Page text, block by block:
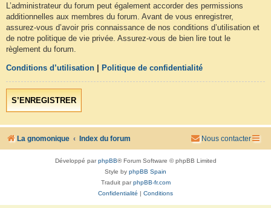
L’administrateur du forum peut également accorder des permissions
additionnelles aux membres du forum. Avant de vous enregistrer,
assurez-vous d’avoir pris connaissance de nos conditions d’utilisation et
de notre politique de vie privée. Assurez-vous de bien lire tout le
règlement du forum.
Conditions d’utilisation Politique de confidentialité
S’ENREGISTRER
La gnomonique Index du forum Nous contacter
Développé parphpBB® Forum Software © phpBB Limited
Style by phpBB Spain
Traduit parphpBB-fr.com
Confidentialité
Conditions